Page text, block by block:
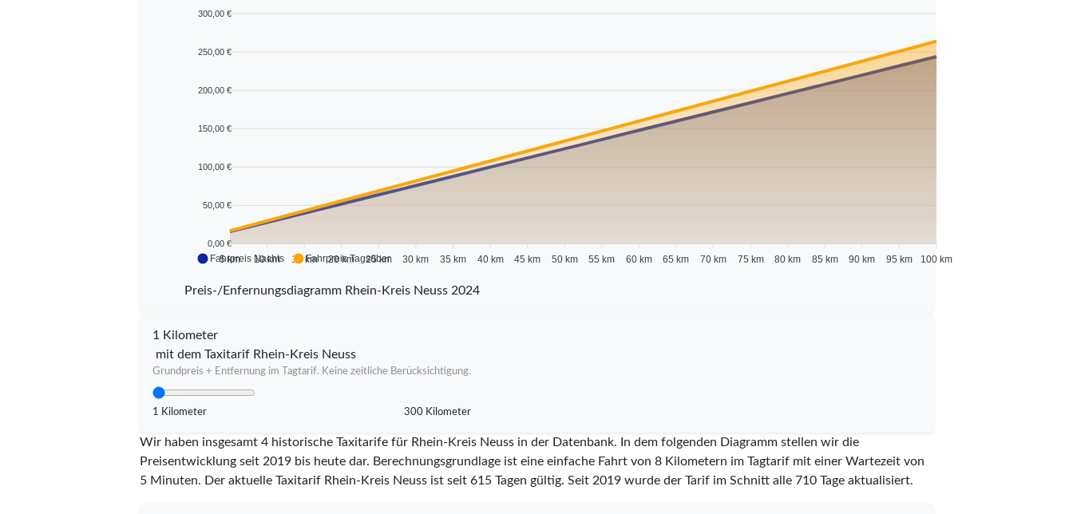
300,00 €
250,00 €
200,00 €
150,00 €
100,00 €
50,00 €
0,00 €
5 km 10 km 15 km 20 km 25 km 30 km 35 km 40 km 45 km 50 km 55 km 60 km 65 km 70 km 75 km 80 km 85 km 90 km 95 km 100 km
Fahrpreis Nachts Fahrpreis Tagsüber
Preis-/Enfernungsdiagramm Rhein-Kreis Neuss 2024
1 Kilometer
mit dem Taxitarif Rhein-Kreis Neuss
Grundpreis + Entfernung im Tagtarif. Keine zeitliche Berücksichtigung.
1 Kilometer 300 Kilometer
Wir haben insgesamt 4 historische Taxitarife für Rhein-Kreis Neuss in der Datenbank. In dem folgenden Diagramm stellen wir die
Preisentwicklung seit 2019 bis heute dar. Berechnungsgrundlage ist eine einfache Fahrt von 8 Kilometern im Tagtarif mit einer Wartezeit von
5 Minuten. Der aktuelle Taxitarif Rhein-Kreis Neuss ist seit 615Tagen gültig. Seit 2019wurde der Tarif im Schnitt alle 710Tage aktualisiert.